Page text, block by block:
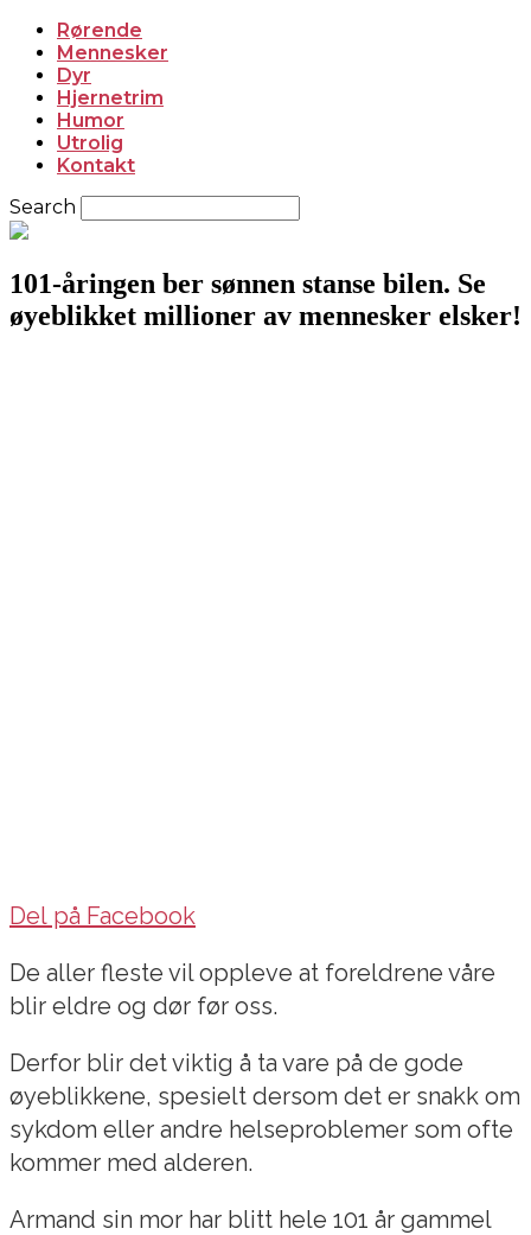
Rørende
Mennesker
Dyr
Hjernetrim
Humor
Utrolig
Kontakt
Search
101-åringen ber sønnen stanse bilen. Se
øyeblikket millioner av mennesker elsker!
Del på Facebook
De aller fleste vil oppleve at foreldrene våre
blir eldre og dør før oss.
Derfor blir det viktig å ta vare på de gode
øyeblikkene, spesielt dersom det er snakk om
sykdom eller andre helseproblemer som ofte
kommer med alderen.
Armand sin mor har blitt hele 101 år gammel